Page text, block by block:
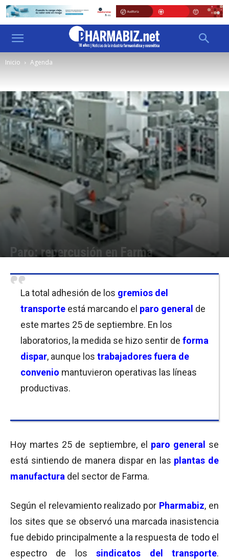
Inicio Agenda
Paro: repercusión en Farma
La total adhesión de los gremios del
transporte está marcando el paro general de
este martes 25 de septiembre. En los
laboratorios, la medida se hizo sentir de forma
dispar, aunque los trabajadores fuera de
convenio mantuvieron operativas las líneas
productivas.
Hoy martes 25 de septiembre, el paro general
se
está sintiendo de manera dispar en las plantas de
manufactura del sector de Farma.
Según el relevamiento realizado por Pharmabiz, en
los sites que se observó una marcada inasistencia
fue debido principalmente a la respuesta de todo el
espectro de lossindicatos del transporte.